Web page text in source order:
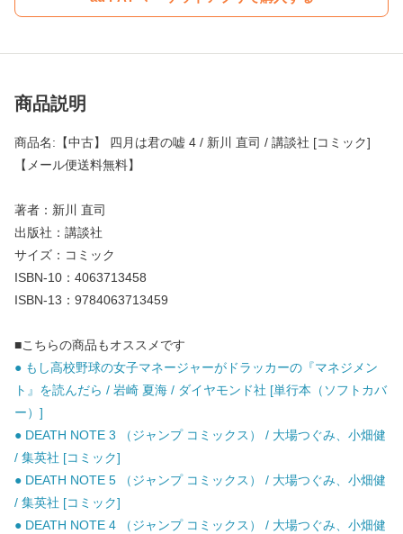
商品説明
商品名:【中古】 四月は君の嘘 4 / 新川 直司 / 講談社 [コミック]
【メール便送料無料】
著者：新川 直司
出版社：講談社
サイズ：コミック
ISBN-10：4063713458
ISBN-13：9784063713459
■こちらの商品もオススメです
● もし高校野球の女子マネージャーがドラッカーの『マネジメン
ト』を読んだら / 岩崎 夏海 / ダイヤモンド社 [単行本（ソフトカバ
ー）]
● DEATH NOTE 3 （ジャンプ コミックス） / 大場つぐみ、小畑健
/ 集英社 [コミック]
● DEATH NOTE 5 （ジャンプ コミックス） / 大場つぐみ、小畑健
/ 集英社 [コミック]
● DEATH NOTE 4 （ジャンプ コミックス） / 大場つぐみ、小畑健